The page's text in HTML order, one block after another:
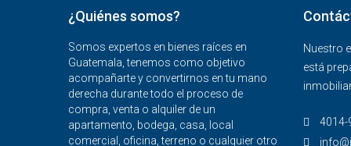
¿Quiénes somos?
Somos expertos en bienes raíces en
Guatemala, tenemos como objetivo
acompañarte y convertirnos en tu mano
derecha durante todo el proceso de
compra, venta o alquiler de un
apartamento, bodega, casa, local
comercial, oficina, terreno o cualquier otro
Nuestro
está
4014-